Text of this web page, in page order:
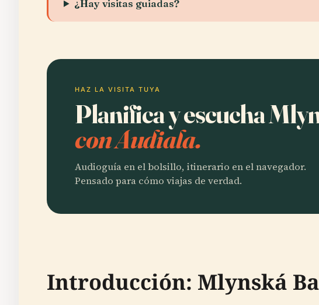
¿Hay visitas guiadas?
HAZ LA VISITA TUYA
Planifica y escucha
con Audiala.
Audioguía en el bolsillo, itinerario en el navegador.
Pensado para cómo viajas de verdad.
Introducción: Mlynská